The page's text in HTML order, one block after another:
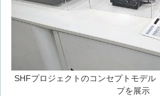
SHFプロジェクトのコンセプトモデル
プを展示